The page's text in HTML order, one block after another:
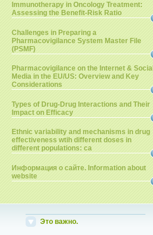
Immunotherapy in Oncology Treatment:
Assessing the Benefit-Risk Ratio
Challenges in Preparing a
Pharmacovigilance System Master File
(PSMF)
Pharmacovigilance on the Internet & Social
Media in the EU/US: Overview and Key
Considerations
Types of Drug-Drug Interactions and Their
Impact on Efficacy
Ethnic variability and mechanisms in drug
effectiveness wtih different doses in
different populations: ca
Информация о сайте. Information about
website
Это важно.